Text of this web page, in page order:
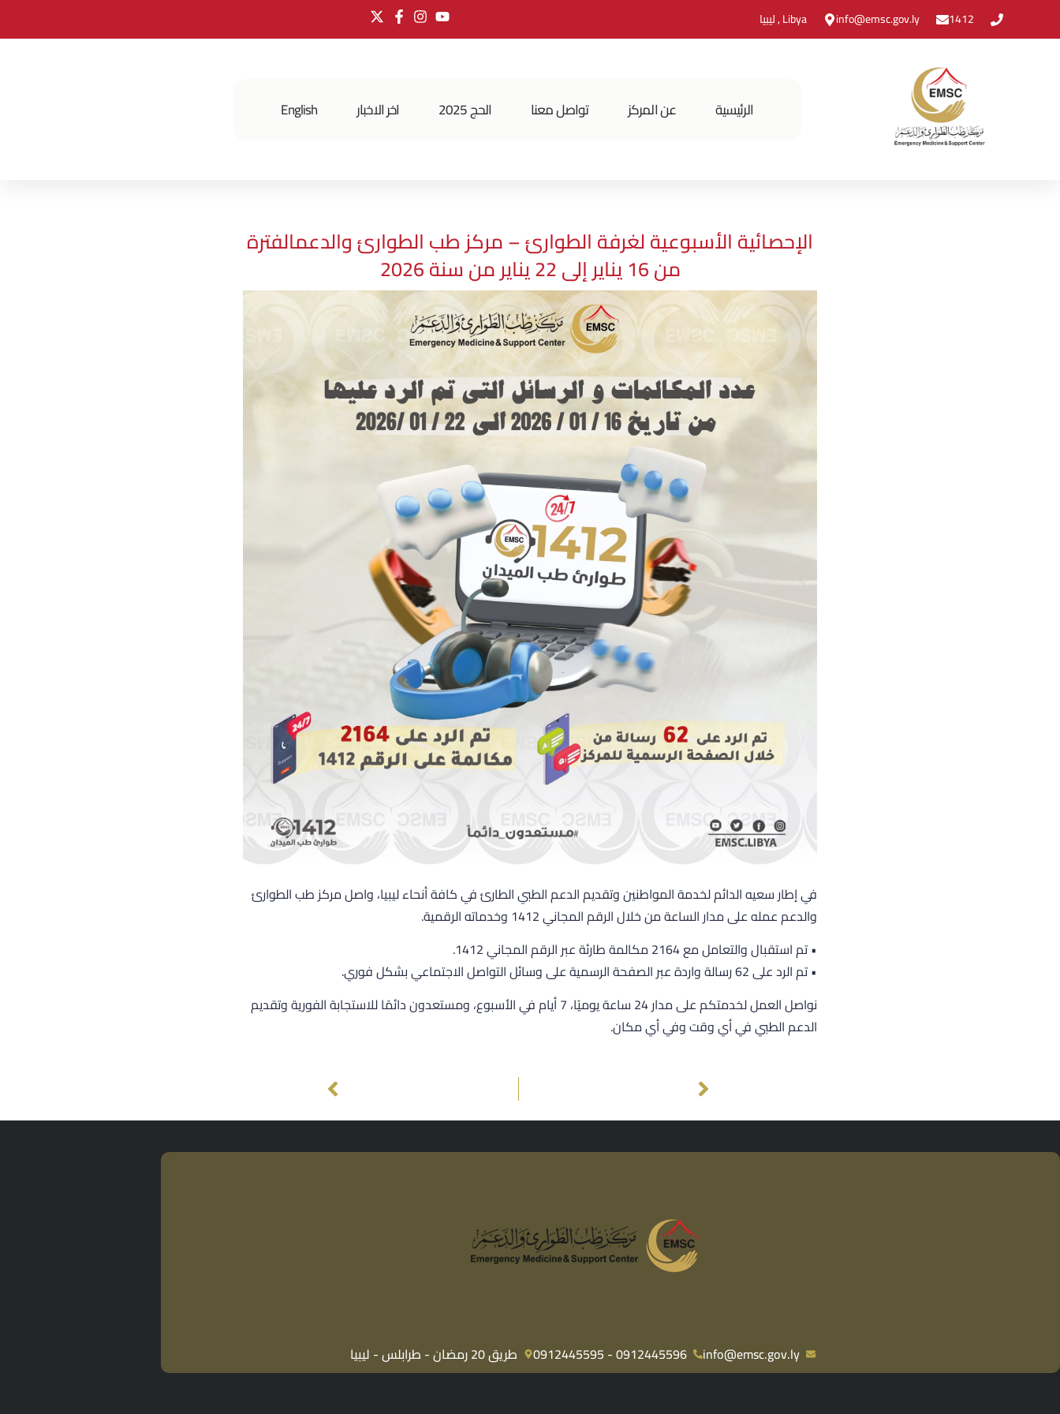
1412
info@emsc.gov.ly Libya , ليبيا
الرئيسية عن المركز تواصل معنا الحج 2025 اخر الاخبار English
الإحصائية الأسبوعية لغرفة الطوارئ – مركز طب الطوارئ والدعمالفترة
من 16 يناير إلى 22 يناير من سنة 2026
في إطار سعيه الدائم لخدمة المواطنين وتقديم الدعم الطبي الطارئ في كافة أنحاء ليبيا، واصل مركز طب الطوارئ
والدعم عمله على مدار الساعة من خلال الرقم المجاني 1412 وخدماته الرقمية.
• تم استقبال والتعامل مع 2164 مكالمة طارئة عبر الرقم المجاني 1412.
• تم الرد على 62 رسالة واردة عبر الصفحة الرسمية على وسائل التواصل الاجتماعي بشكل فوري.
نواصل العمل لخدمتكم على مدار 24 ساعة يوميًا، 7 أيام في الأسبوع، ومستعدون دائمًا للاستجابة الفورية وتقديم
الدعم الطبي في أي وقت وفي أي مكان.
info@emsc.gov.ly
0912445596 - 0912445595 طريق 20 رمضان - طرابلس - ليبيا